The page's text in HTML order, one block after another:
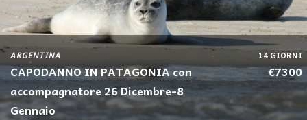
ARGENTINA
CAPODANNO IN PATAGONIA con
accompagnatore 26 Dicembre-8
Gennaio
14 GIORNI
€7300